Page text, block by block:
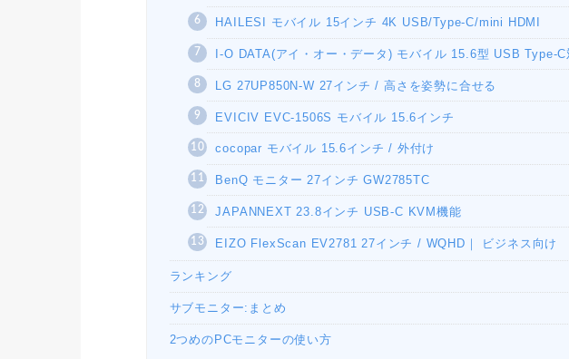
HAILESI モバイル 15インチ 4K USB/Type-C/mini HDMI
I-O DATA(アイ・オー・データ) モバイル 15.6型 USB Type-C
LG 27UP850N-W 27インチ / 高さを姿勢に合せる
EVICIV EVC-1506S モバイル 15.6インチ
cocopar モバイル 15.6インチ / 外付け
BenQ モニター 27インチ GW2785TC
JAPANNEXT 23.8インチ USB-C KVM機能
EIZO FlexScan EV2781 27インチ / WQHD｜ ビジネス向け
ランキング
サブモニター:まとめ
2つめのPCモニターの使い方